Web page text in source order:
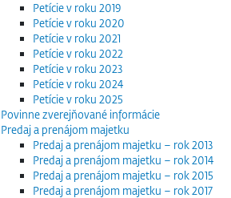
Petície v roku 2019
Petície v roku 2020
Petície v roku 2021
Petície v roku 2022
Petície v roku 2023
Petície v roku 2024
Petície v roku 2025
Povinne zverejňované informácie
Predaj a prenájom majetku
Predaj a prenájom majetku – rok 2013
Predaj a prenájom majetku – rok 2014
Predaj a prenájom majetku – rok 2015
Predaj a prenájom majetku – rok 2017